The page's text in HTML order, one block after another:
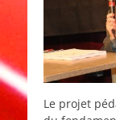
Le projet